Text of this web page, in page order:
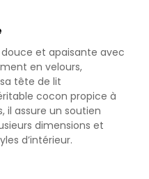
et apaisante avec
en velours,
tête de lit
cocon propice à
il assure un soutien
dimensions et
d’intérieur.